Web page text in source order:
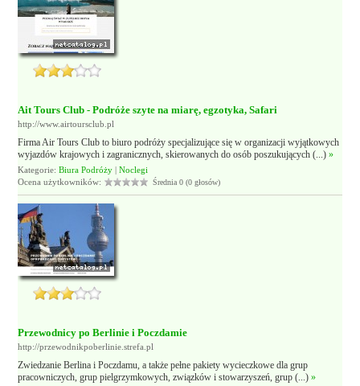
Ait Tours Club - Podróże szyte na miarę, egzotyka, Safari
http://www.airtoursclub.pl
Firma Air Tours Club to biuro podróży specjalizujące się w organizacji wyjątkowych
wyjazdów krajowych i zagranicznych, skierowanych do osób poszukujących (...)»
Kategorie:Biura Podróży |Noclegi
Ocena użytkowników:
Średnia 0 (0 głosów)
Przewodnicy po Berlinie i Poczdamie
http://przewodnikpoberlinie.strefa.pl
Zwiedzanie Berlina i Poczdamu, a także pełne pakiety wycieczkowe dla grup
pracowniczych, grup pielgrzymkowych, związków i stowarzyszeń, grup (...)»